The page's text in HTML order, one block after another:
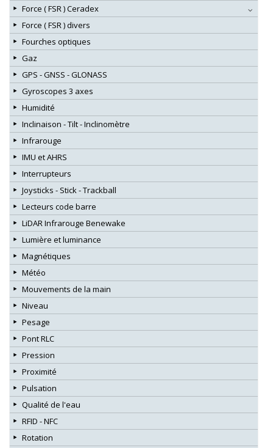
Force ( FSR ) Ceradex
Force ( FSR ) divers
Fourches optiques
Gaz
GPS - GNSS - GLONASS
Gyroscopes 3 axes
Humidité
Inclinaison - Tilt - Inclinomètre
Infrarouge
IMU et AHRS
Interrupteurs
Joysticks - Stick - Trackball
Lecteurs code barre
LiDAR Infrarouge Benewake
Lumière et luminance
Magnétiques
Météo
Mouvements de la main
Niveau
Pesage
Pont RLC
Pression
Proximité
Pulsation
Qualité de l'eau
RFID - NFC
Rotation